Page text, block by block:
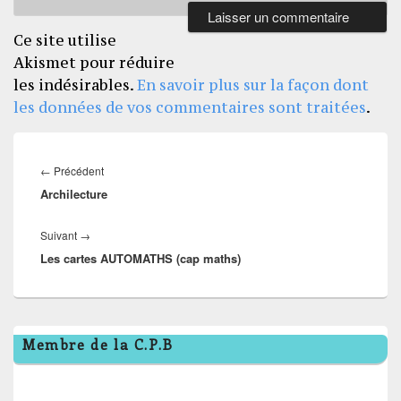
Ce site utilise
Akismet pour réduire
les indésirables.En savoir plus sur la façon dont
les données de vos commentaires sont traitées.
de
← PrécédentArticle
précédent :
Archilecture
Suivant →
suivant :
Les cartes AUTOMATHS (cap maths)
Zone
principale
de
Membre de la C.P.B